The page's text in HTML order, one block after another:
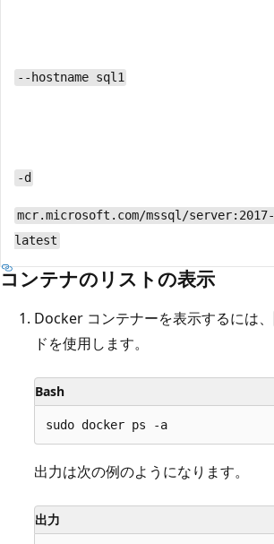
--hostname sql1
-d
mcr.microsoft.com/mssql/server:2017-
latest
コンテナのリストの表示
Docker コンテナーを表示するには、
ドを使用します。
Bash
出力は次の例のようになります。
出力